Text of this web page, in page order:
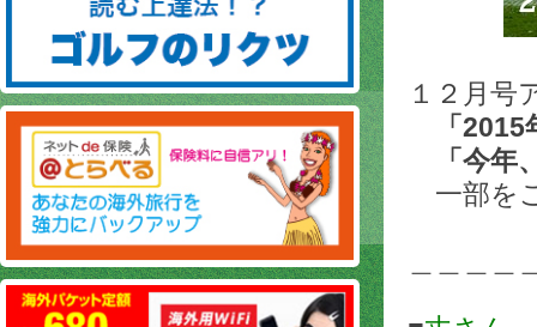
１２月号
「
「今年
一部を